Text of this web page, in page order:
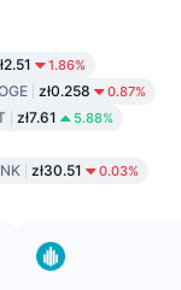
1.86%
zł0.258 0.87%
zł7.61 5.88%
zł30.51 0.03%